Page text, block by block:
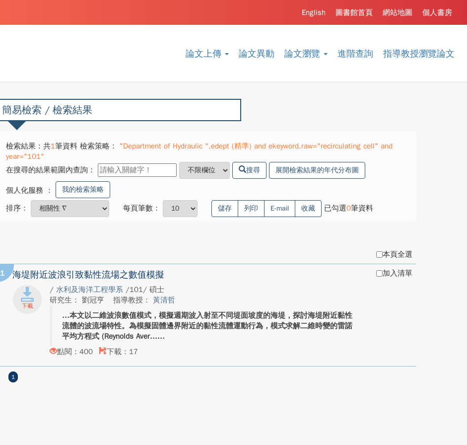
論文上傳 論文異動 論文瀏覽 進階查詢 指導教授瀏覽論文
個人書房
網站地圖
圖書館首頁
English
簡易檢索 / 檢索結果
檢索結果：共1筆資料 檢索策略：
"Department of Hydraulic ".edept (精準) and ekeyword.raw="recirculating cell" and
year="101"
在搜尋的結果範圍內查詢：
搜尋 展開檢索結果的年代分布圖
個人化服務 ： 我的檢索策略
排序： 每頁筆數： 儲存 列印 E-mail 收藏 已勾選0筆資料
本頁全選
1 海堤附近波浪引致黏性流場之數值模擬
/ 水利及海洋工程學系 /101/ 碩士
研究生： 劉冠亨
指導教授： 黃清哲
本文以二維波浪數值模式，模擬週期波入射至不同堤面坡度的海堤，探討海堤附近黏性
流體的波流場特性。為模擬固體邊界附近的黏性流體運動行為，模式求解二維時變的雷諾
平均方程式 (Reynolds Aver...
點閱：400
下載：17
加入清單
1